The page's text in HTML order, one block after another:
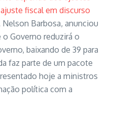
fiscal em discurso
Barbosa, anunciou
Governo reduzirá o
baixando de 39 para
faz parte de um pacote
hoje a ministros
política com a